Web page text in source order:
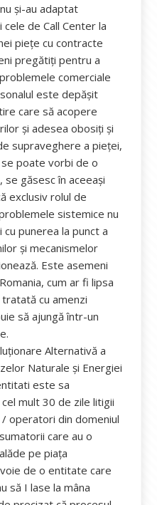
și-au adaptat
de Call Center la
piețe cu contracte
pregătiți pentru a
comerciale
este depășit
care să acopere
și adesea obosiți și
supraveghere a pieței,
poate vorbi de o
se găsesc în aceeași
exclusiv rolul de
sistemice nu
punerea la punct a
și mecanismelor
Este asemeni
cum ar fi lipsa
cu amenzi
să ajungă într-un
Alternativă a
Naturale și Energiei
este sa
mult 30 de zile litigii
operatori din domeniul
care au o
pe piața
de o entitate care
să I lase la mâna